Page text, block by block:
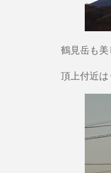
鶴見岳も美
頂上付近は